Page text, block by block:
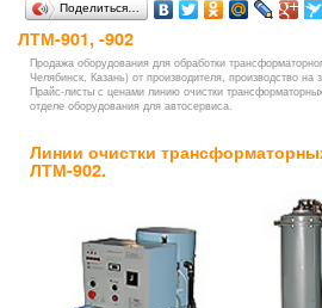
Поделиться…
ЛТМ-901, -902
Продажа оборудования для обработки
Челябинск, Казань) от производителя, производство на
Прайс-листы с ценами линию очистки
отделе оборудования для автосервиса.
Линии очистки
ЛТМ-902.